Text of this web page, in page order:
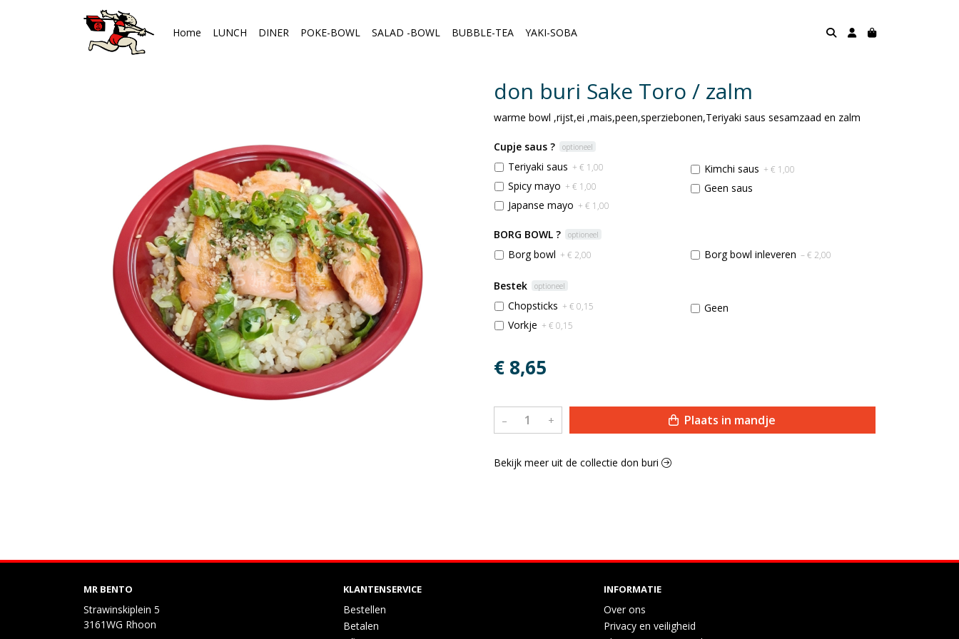
Home LUNCH DINER POKE-BOWL SALAD -BOWL BUBBLE-TEA YAKI-SOBA
don buri Sake Toro / zalm
warme bowl ,rijst,ei ,mais,peen,sperziebonen,Teriyaki saus sesamzaad en zalm
Cupje saus ? optioneel
Teriyaki saus + € 1,00
Spicy mayo + € 1,00
Japanse mayo + € 1,00
Kimchi saus + € 1,00
Geen saus
BORG BOWL ? optioneel
Borg bowl + € 2,00 Borg bowl inleveren – € 2,00
Bestek optioneel
Chopsticks + € 0,15
Vorkje + € 0,15
Geen
€ 8,65
– + Plaats in mandje
Bekijk meer uit de collectie don buri
MR BENTO
Strawinskiplein 5
3161WG Rhoon
KLANTENSERVICE
Bestellen
Betalen
INFORMATIE
Over ons
Privacy en veiligheid